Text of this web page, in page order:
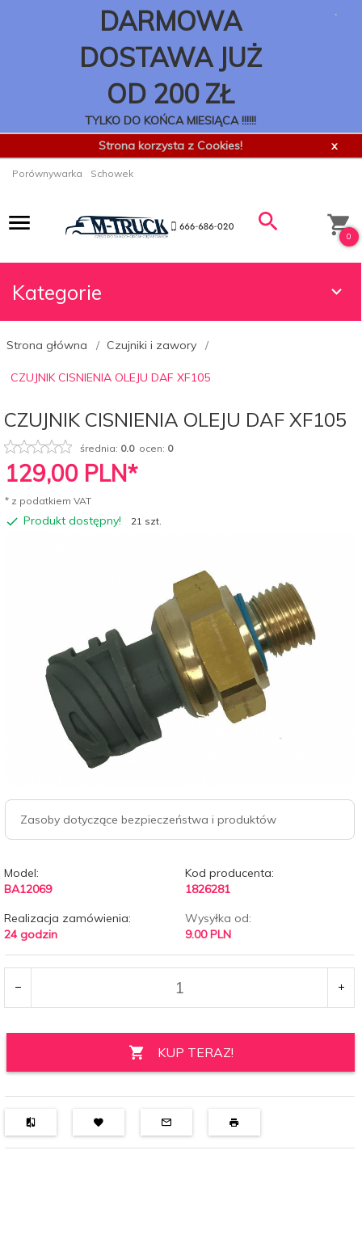
DARMOWA
DOSTAWA JUŻ
OD 200 ZŁ
TYLKO DO KOŃCA MIESIĄCA !!!!!!
.
Strona korzysta z Cookies! x
Porównywarka Schowek
0
Kategorie
Strona główna Czujniki i zawory
CZUJNIK CISNIENIA OLEJU DAF XF105
CZUJNIK CISNIENIA OLEJU DAF XF105
średnia: 0.0ocen: 0
129,00 PLN*
* z podatkiem VAT
Produkt dostępny! 21 szt.
Zasoby dotyczące bezpieczeństwa i produktów
Model:
BA12069
Kod producenta:
1826281
Realizacja zamówienia:
24 godzin
Wysyłka od:
9.00 PLN
KUP TERAZ!